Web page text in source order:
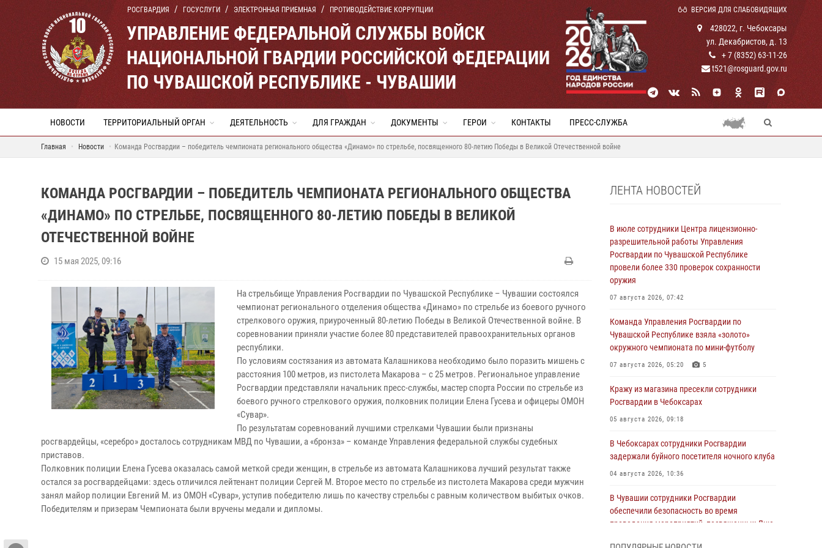
РОСГВАРДИЯ ГОСУСЛУГИ ЭЛЕКТРОННАЯ ПРИЕМНАЯ ПРОТИВОДЕЙСТВИЕ КОРРУПЦИИ ВЕРСИЯ ДЛЯ СЛАБОВИДЯЩИХ
УПРАВЛЕНИЕ ФЕДЕРАЛЬНОЙ СЛУЖБЫ ВОЙСК
НАЦИОНАЛЬНОЙ ГВАРДИИ РОССИЙСКОЙ ФЕДЕРАЦИИ
ПО ЧУВАШСКОЙ РЕСПУБЛИКЕ - ЧУВАШИИ
428022, г. Чебоксары
ул. Декабристов, д. 13
+ 7 (8352) 63-11-26
t521@rosguard.gov.ru
НОВОСТИ ТЕРРИТОРИАЛЬНЫЙ ОРГАН ДЕЯТЕЛЬНОСТЬ ДЛЯ ГРАЖДАН ДОКУМЕНТЫ ГЕРОИ КОНТАКТЫ ПРЕСС-СЛУЖБА
Главная Новости Команда Росгвардии – победитель чемпионата регионального общества «Динамо» по стрельбе, посвященного 80-летию Победы в Великой Отечественной войне
КОМАНДА РОСГВАРДИИ – ПОБЕДИТЕЛЬ ЧЕМПИОНАТА РЕГИОНАЛЬНОГО ОБЩЕСТВА
«ДИНАМО» ПО СТРЕЛЬБЕ, ПОСВЯЩЕННОГО 80-ЛЕТИЮ ПОБЕДЫ В ВЕЛИКОЙ
ОТЕЧЕСТВЕННОЙ ВОЙНЕ
15 мая 2025, 09:16
На стрельбище Управления Росгвардии по Чувашской Республике – Чувашии состоялся
чемпионат регионального отделения общества «Динамо» по стрельбе из боевого ручного
стрелкового оружия, приуроченный 80-летию Победы в Великой Отечественной войне. В
соревновании приняли участие более 80 представителей правоохранительных органов
республики.
По условиям состязания из автомата Калашникова необходимо было поразить мишень с
расстояния 100 метров, из пистолета Макарова – с 25 метров. Региональное управление
Росгвардии представляли начальник пресс-службы, мастер спорта России по стрельбе из
боевого ручного стрелкового оружия, полковник полиции Елена Гусева и офицеры ОМОН
«Сувар».
По результатам соревнований лучшими стрелками Чувашии были признаны
росгвардейцы, «серебро» досталось сотрудникам МВД по Чувашии, а «бронза» – команде Управления федеральной службы судебных
приставов.
Полковник полиции Елена Гусева оказалась самой меткой среди женщин, в стрельбе из автомата Калашникова лучший результат также
остался за росгвардейцами: здесь отличился лейтенант полиции Сергей М. Второе место по стрельбе из пистолета Макарова среди мужчин
занял майор полиции Евгений М. из ОМОН «Сувар», уступив победителю лишь по качеству стрельбы с равным количеством выбитых очков.
Победителям и призерам Чемпионата были вручены медали и дипломы.
ЛЕНТА НОВОСТЕЙ
В июле сотрудники Центра лицензионно-
разрешительной работы Управления
Росгвардии по Чувашской Республике
провели более 330 проверок сохранности
оружия
07 августа 2026, 07:42
Команда Управления Росгвардии по
Чувашской Республике взяла «золото»
окружного чемпионата по мини-футболу
07 августа 2026, 05:20 5
Кражу из магазина пресекли сотрудники
Росгвардии в Чебоксарах
05 августа 2026, 09:18
В Чебоксарах сотрудники Росгвардии
задержали буйного посетителя ночного клуба
04 августа 2026, 10:36
В Чувашии сотрудники Росгвардии
обеспечили безопасность во время
проведения мероприятий, посвященных Дню